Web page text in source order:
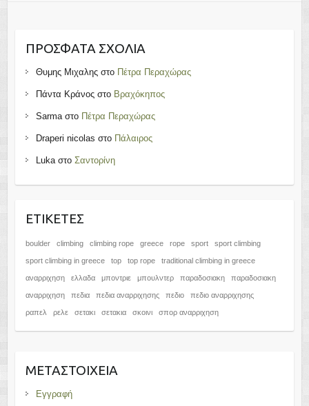
ΠΡΌΣΦΑΤΑ ΣΧΌΛΙΑ
Θυμης Μιχαληςστο Πέτρα Περαχώρας
Πάντα Κράνοςστο Βραχόκηπος
Sarmaστο Πέτρα Περαχώρας
Draperi nicolas στο Πάλαιρος
Lukaστο Σαντορίνη
ΕΤΙΚΈΤΕΣ
boulder climbing climbing rope greece rope sport sport climbing
sport climbing in greece top top rope traditional climbing in greece
αναρριχηση ελλαδα μποντριε μπουλντερ παραδοσιακη παραδοσιακη
αναρριχηση πεδια πεδια αναρριχησης πεδιο πεδιο αναρριχησης
ραπελ ρελε σετακι σετακια σκοινι σπορ αναρριχηση
ΜΕΤΑΣΤΟΙΧΕΊΑ
Εγγραφή